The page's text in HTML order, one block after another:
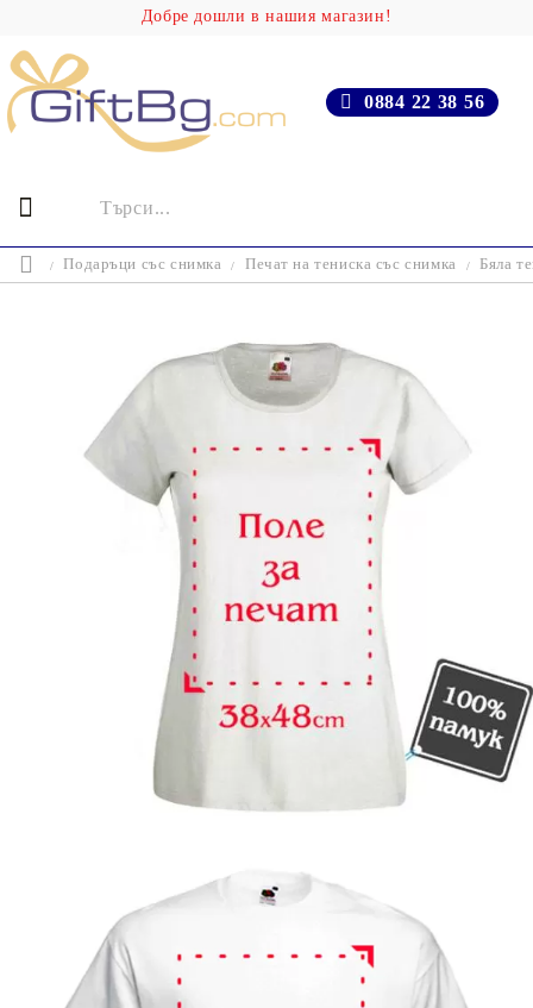
Добре дошли в нашия магазин!
0884 22 38 56
Подаръци със снимка Печат на тениска със снимка Бяла